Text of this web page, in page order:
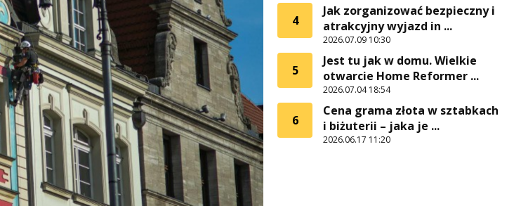
4
Jak zorganizować bezpieczny i
atrakcyjny wyjazd in ...
2026.07.09 10:30
5
Jest tu jak w domu. Wielkie
otwarcie Home Reformer ...
2026.07.04 18:54
6
Cena grama złota w sztabkach
i biżuterii – jaka je ...
2026.06.17 11:20